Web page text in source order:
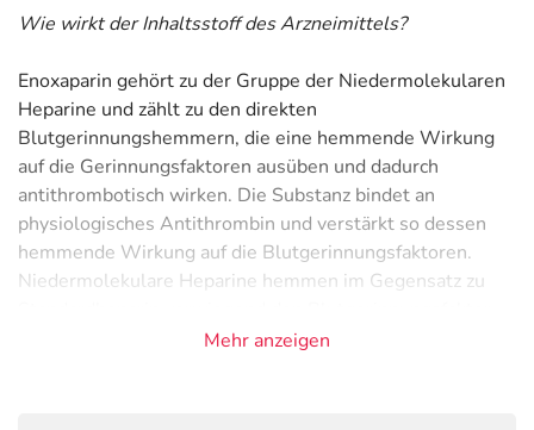
Wie wirkt der Inhaltsstoff des Arzneimittels?
Enoxaparin gehört zu der Gruppe der Niedermolekularen
Heparine und zählt zu den direkten
Blutgerinnungshemmern, die eine hemmende Wirkung
auf die Gerinnungsfaktoren ausüben und dadurch
antithrombotisch wirken. Die Substanz bindet an
physiologisches Antithrombin und verstärkt so dessen
hemmende Wirkung auf die Blutgerinnungsfaktoren.
Niedermolekulare Heparine hemmen im Gegensatz zu
Mehr anzeigen